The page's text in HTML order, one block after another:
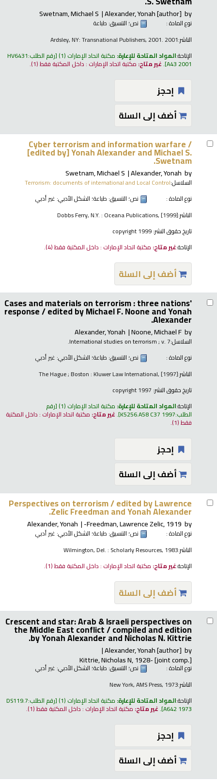
by
Alexander, Yonah[author]
Swetnam, Michael S
نوع المادة : نص؛ التنسيق: طباعة
الناشر:Ardsley, NY: Transnational Publishers, 2001. 2001
الإتاحة:المواد المتاحة للإعارة: مكتبة اتحاد الإمارات (1) رقم الطلب:HV6431
A43 2001
.غير متاح: مكتبة اتحاد الإمارات : داخل المكتبة فقط(1).
إحجز
أضف إلى السلة
Cyber terrorism and information warfare /
[edited by] Yonah Alexander and Michael S.
Swetnam.
by
Alexander, Yonah
Swetnam, Michael S
السلاسل:Terrorism: documents of international and Local Control
نوع المادة :
نص؛ التنسيق: طباعة؛ الشكل الأدبي: غير أدبي
الناشر:Dobbs Ferry, N.Y. : Oceana Publications, [1999]
تاريخ حقوق النشر:
الإتاحة:غير متاح: مكتبة اتحاد الإمارات : داخل المكتبة فقط(4).
أضف إلى السلة
Cases and materials on terrorism : three nations'
response /edited by Michael F. Noone and Yonah
Alexander.
by
Noone, Michael F
Alexander, Yonah
السلاسل: International studies on terrorism; v. 7.
نوع المادة :
نص؛ التنسيق: طباعة؛ الشكل الأدبي: غير أدبي
الناشر:The Hague ; Boston : Kluwer Law International, [1997]
تاريخ حقوق النشر:
الإتاحة:المواد المتاحة للإعارة: مكتبة اتحاد الإمارات (1) رقم
الطلب:K5256.A58 C37 1997
.غير متاح: مكتبة اتحاد الإمارات : داخل المكتبة
فقط(1).
إحجز
أضف إلى السلة
Perspectives on terrorism /edited by Lawrence
Zelic Freedman and Yonah Alexander.
by
Freedman, Lawrence Zelic, 1919-
Alexander, Yonah
نوع المادة : نص؛ التنسيق: طباعة؛ الشكل الأدبي: غير أدبي
الناشر:Wilmington, Del. : Scholarly Resources, 1983
الإتاحة:غير متاح: مكتبة اتحاد الإمارات : داخل المكتبة فقط(1).
أضف إلى السلة
Crescent and star: Arab & Israeli perspectives on
the Middle East conflict /compiled and edition
by Yonah Alexander and Nicholas N. Kittrie.
by
Alexander, Yonah[author]
Kittrie, Nicholas N, 1928-[joint comp.]
نوع المادة : نص؛ التنسيق: طباعة؛ الشكل الأدبي: غير أدبي
الناشر:New York, AMS Press, 1973
الإتاحة:المواد المتاحة للإعارة: مكتبة اتحاد الإمارات (1) رقم الطلب:DS119.7
A642 1973
.غير متاح: مكتبة اتحاد الإمارات : داخل المكتبة فقط(1).
إحجز
أضف إلى السلة